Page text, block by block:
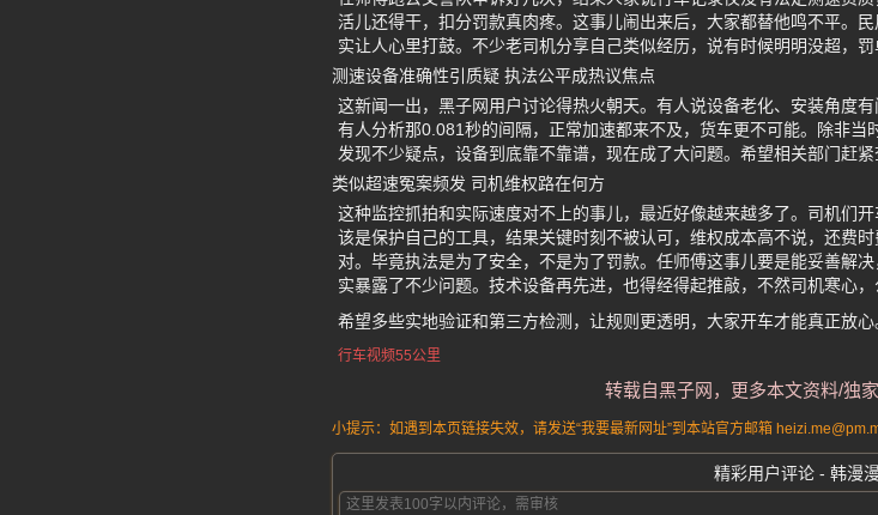
活儿还得干，扣分罚款真肉疼。这事儿闹出来后，大家都替他鸣不平。
实让人心里打鼓。不少老司机分享自己类似经历，说有时候明明没超，罚
测速设备准确性引质疑 执法公平成热议焦点
这新闻一出，黑子网用户讨论得热火朝天。有人说设备老化、安装角度
有人分析那0.081秒的间隔，正常加速都来不及，货车更不可能。除非
发现不少疑点，设备到底靠不靠谱，现在成了大问题。希望相关部门赶紧
类似超速冤案频发 司机维权路在何方
这种监控抓拍和实际速度对不上的事儿，最近好像越来越多了。司机们
该是保护自己的工具，结果关键时刻不被认可，维权成本高不说，还费
对。毕竟执法是为了安全，不是为了罚款。任师傅这事儿要是能妥善解
实暴露了不少问题。技术设备再先进，也得经得起推敲，不然司机寒心，
希望多些实地验证和第三方检测，让规则更透明，大家开车才能真正放心
行车视频55公里
转载自黑子网，更多本文资料/独
小提示：如遇到本页链接失效，请发送“我要最新网址”到本站官方邮箱
精彩用户评论 - 韩漫